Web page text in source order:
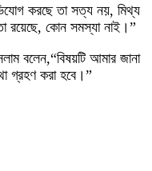
করছে তা সত্য নয়, মিথ্য
রয়েছে, কোন সমস্যা নাই।”
বলেন,“বিষয়টি আমার জানা
গ্রহণ করা হবে।”